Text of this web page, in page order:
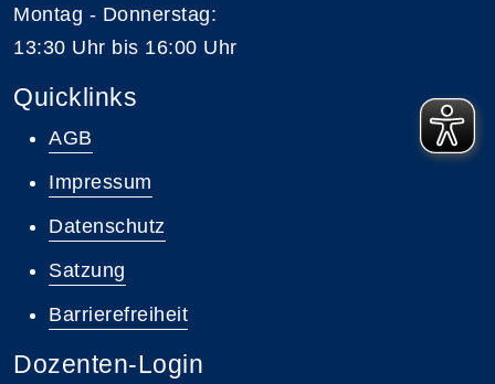
Montag - Donnerstag:
13:30 Uhr bis 16:00 Uhr
Quicklinks
AGB
Impressum
Datenschutz
Satzung
Barrierefreiheit
Dozenten-Login